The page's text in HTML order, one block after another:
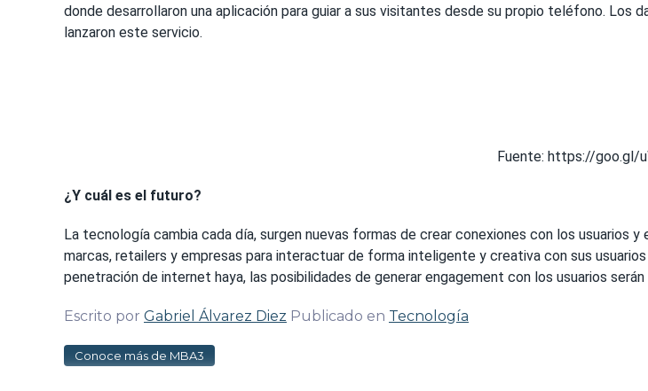
donde desarrollaron una aplicación para guiar a sus visitantes desde su propio teléfono. Los
lanzaron este servicio.
Fuente: https://goo.gl/
¿Y cuál es el futuro?
La tecnología cambia cada día, surgen nuevas formas de crear conexiones con los usuarios
marcas, retailers y empresas para interactuar de forma inteligente y creativa con sus
penetración de internet haya, las posibilidades de generar engagement con los usuarios serán
Escrito por Gabriel Álvarez Diez Publicado en Tecnología
Conoce más de MBA3